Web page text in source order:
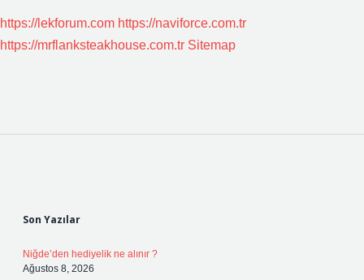
https://lekforum.com https://naviforce.com.tr
https://mrflanksteakhouse.com.tr Sitemap
Son Yazılar
Niğde’den hediyelik ne alınır ?
Ağustos 8, 2026